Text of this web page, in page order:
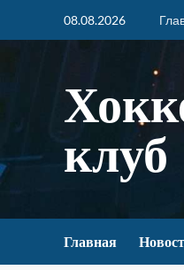
08.08.2026
клуб
Главная